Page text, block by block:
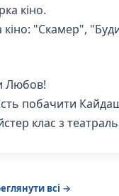
кіно.
"Скамер",
Любов!
побачити
клас з
всі →